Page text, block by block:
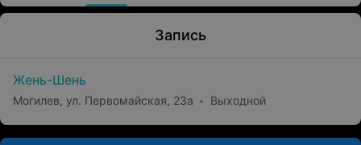
Запись
Жень-Шень
Могилев, ул. Первомайская, 23а Выходной